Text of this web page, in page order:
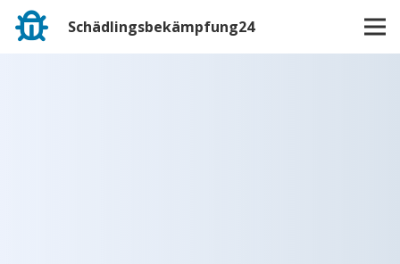
Schädlingsbekämpfung24